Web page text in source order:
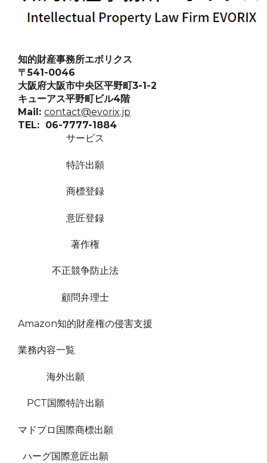
知的財産事務所エボリクス
〒541-0046
大阪府大阪市中央区平野町3-1-2
キューアス平野町ビル4階
Mail: contact@evorix.jp
TEL: 06-7777-1884
サービス
特許出願
商標登録
意匠登録
著作権
不正競争防止法
顧問弁理士
Amazon知的財産権の侵害支援
業務内容一覧
海外出願
PCT国際特許出願
マドプロ国際商標出願
ハーグ国際意匠出願